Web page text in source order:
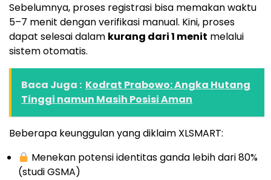
Sebelumnya, proses registrasi bisa memakan waktu
5–7 menit dengan verifikasi manual. Kini, proses
dapat selesai dalam kurang dari 1 menit melalui
sistem otomatis.
Baca Juga : Kodrat Prabowo: Angka Hutang
Tinggi namun Masih Posisi Aman
Beberapa keunggulan yang diklaim XLSMART:
Menekan potensi identitas ganda lebih dari 80%
(studi GSMA)